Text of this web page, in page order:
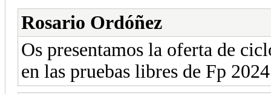
Rosario Ordóñez
Os presentamos la oferta de
en las pruebas libres de Fp